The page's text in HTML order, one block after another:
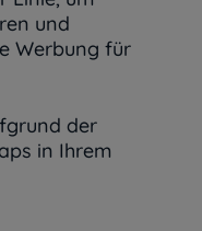
und
Werbung für
der
in Ihrem